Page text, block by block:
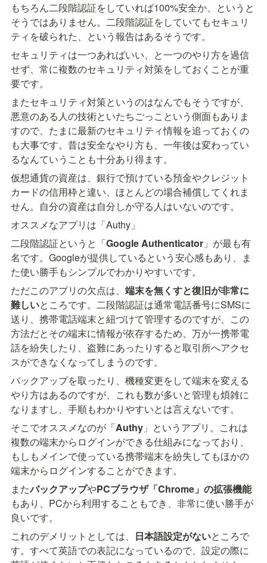
もちろん二段階認証をしていれば100%安全か、というと
そうではありません。二段階認証をしていてもセキュリ
ティを破られた、という報告はあるそうです。
セキュリティは一つあればいい、と一つのやり方を過信
せず、常に複数のセキュリティ対策をしておくことが重
要です。
またセキュリティ対策というのはなんでもそうですが、
悪意のある人の技術といたちごっこという側面もありま
すので、たまに最新のセキュリティ情報を追っておくの
も大事です。昔は安全なやり方も、一年後は変わってい
るなんていうことも十分あり得ます。
仮想通貨の資産は、銀行で預けている預金やクレジット
カードの信用枠と違い、ほとんどの場合補償してくれま
せん。自分の資産は自分しか守る人はいないのです。
オススメなアプリは「Authy」
二段階認証というと「Google Authenticator 」が最も有
名です。Googleが提供しているという安心感もあり、ま
た使い勝手もシンプルでわかりやすいです。
ただこのアプリの欠点は、 端末を無くすと復旧が非常に
難しいところです。二段階認証は通常電話番号にSMSに
送り、携帯電話端末と紐づけて管理するのですが、この
方法だとその端末に情報が依存するため、万が一携帯電
話を紛失したり、盗難にあったりすると取引所へアクセ
スができなくなってしまうのです。
バックアップを取ったり、機種変更をして端末を変える
やり方はあるのですが、これも数が多いと管理も煩雑に
なりますし、手順もわかりやすいとは言えないです。
そこでオススメなのが「Authy 」というアプリ。これは
複数の端末からログインができる仕組みになっており、
もしもメインで使っている携帯端末を紛失してもほかの
端末からログインすることができます。
またバックアップやPCブラウザ「Chrome」の拡張機能
もあり、PCから利用することもでき、非常に使い勝手が
良いです。
これのデメリットとしては、 日本語設定がないところで
す。すべて英語での表記になっているので、設定の際に